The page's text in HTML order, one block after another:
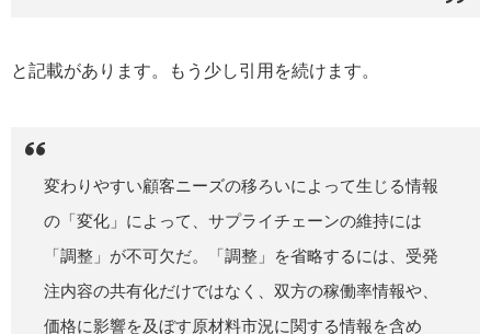
と記載があります。もう少し引用を続けます。
変わりやすい顧客ニーズの移ろいによって生じる情報
の「変化」によって、サプライチェーンの維持には
「調整」が不可欠だ。「調整」を省略するには、受発
注内容の共有化だけではなく、双方の稼働率情報や、
価格に影響を及ぼす原材料市況に関する情報を含め